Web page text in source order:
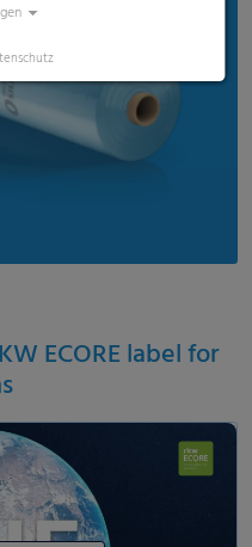
ECORE label for